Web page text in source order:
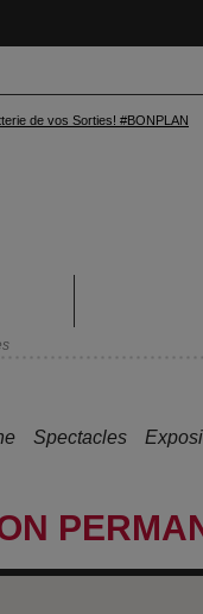
Spectacles